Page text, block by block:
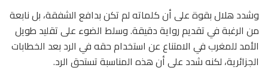
وشدد هلال بقوة على أن كلماته لم تكن بدافع الشفقة، بل نابعة
من الرغبة في تقديم رواية دقيقة. وسلط الضوء على تقليد طويل
الأمد للمغرب في الامتناع عن استخدام حقه في الرد بعد الخطابات
الجزائرية، لكنه شدد على أن هذه المناسبة تستحق الرد.